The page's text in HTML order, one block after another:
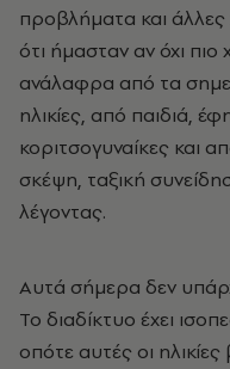
προβλήματα και
ότι ήμασταν αν όχι
ανάλαφρα από τα
ηλικίες, από παιδιά,
κοριτσογυναίκες και
σκέψη, ταξική
λέγοντας.
Αυτά σήμερα δεν
Το διαδίκτυο έχει
οπότε αυτές οι